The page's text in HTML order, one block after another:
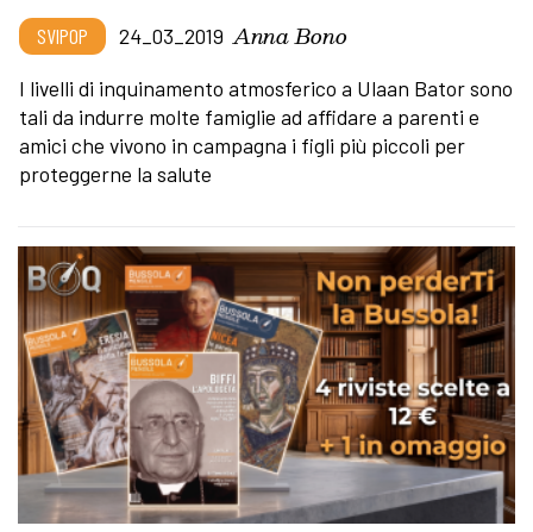
SVIPOP 24_03_2019 Anna Bono
I livelli di inquinamento atmosferico a Ulaan Bator sono
tali da indurre molte famiglie ad affidare a parenti e
amici che vivono in campagna i figli più piccoli per
proteggerne la salute